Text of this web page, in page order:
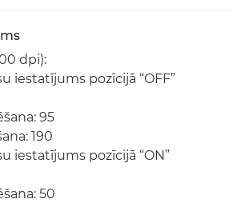
dpi):
iestatījums pozīcijā “OFF”
95
190
iestatījums pozīcijā “ON”
50